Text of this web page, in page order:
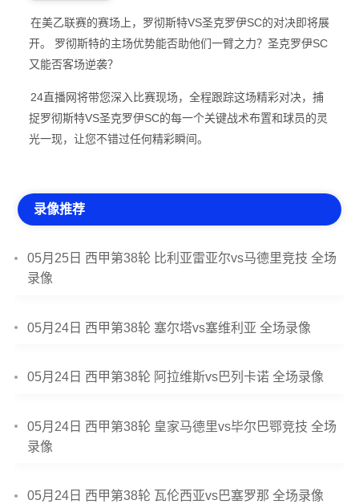
在美乙联赛的赛场上，罗彻斯特VS圣克罗伊SC的对决即将展
开。 罗彻斯特的主场优势能否助他们一臂之力？圣克罗伊SC
又能否客场逆袭？
24直播网将带您深入比赛现场，全程跟踪这场精彩对决，捕
捉罗彻斯特VS圣克罗伊SC的每一个关键战术布置和球员的灵
光一现，让您不错过任何精彩瞬间。
录像推荐
05月25日 西甲第38轮 比利亚雷亚尔vs马德里竞技 全场
录像
05月24日 西甲第38轮 塞尔塔vs塞维利亚 全场录像
05月24日 西甲第38轮 阿拉维斯vs巴列卡诺 全场录像
05月24日 西甲第38轮 皇家马德里vs毕尔巴鄂竞技 全场
录像
05月24日 西甲第38轮 瓦伦西亚vs巴塞罗那 全场录像